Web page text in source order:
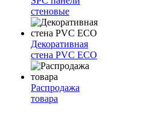
стеновые
Декоративная
стена PVC ECO
Распродажа
товара